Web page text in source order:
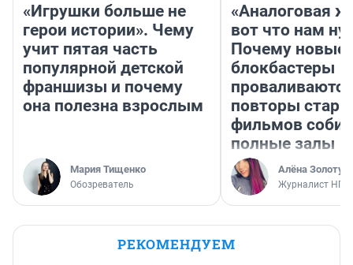
«Игрушки больше не
герои истории». Чему
учит пятая часть
популярной детской
франшизы и почему
она полезна взрослым
Мария Тищенко
Обозреватель
«Аналоговая
вот что нам
Почему новые
блокбастеры
повторы
фильмов
полные залы
Алёна
Журналист НГС
РЕКОМЕНДУЕМ